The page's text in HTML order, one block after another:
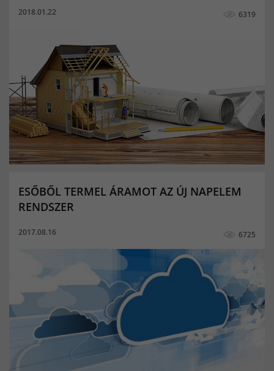
2018.01.22 6319
ESŐBŐL TERMEL ÁRAMOT AZ ÚJ NAPELEM
RENDSZER
2017.08.16 6725